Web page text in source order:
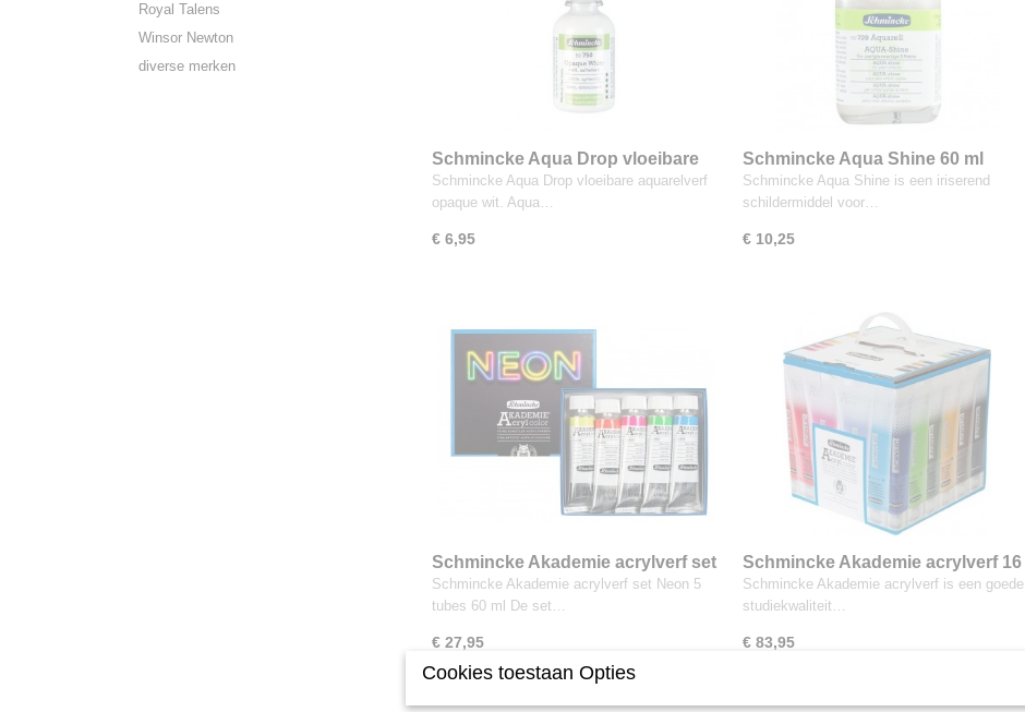
Royal Talens
Winsor Newton
diverse merken
Schmincke Aqua Drop vloeibare
aquarelverf opaque wit, 30 ml
Schmincke Aqua Drop vloeibare aquarelverf
opaque wit. Aqua…
€ 6,95
Schmincke Aqua Shine 60 ml
aquarelmedium voor parelmoer
effect
Schmincke Aqua Shine is een iriserend
schildermiddel voor…
€ 10,25
Schmincke Akademie acrylverf set
Neon 5 tubes 60 ml
Schmincke Akademie acrylverf set Neon 5
tubes 60 ml De set…
€ 27,95
Schmincke Akademie acrylverf 16
tubes van 120ml
Schmincke Akademie acrylverf is een goede
studiekwaliteit…
€ 83,95
Cookies toestaan Opties